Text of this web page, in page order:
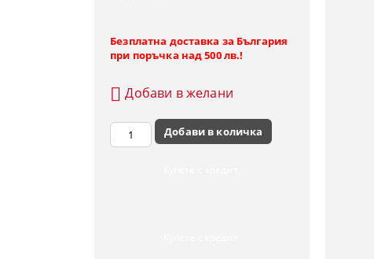
Безплатна доставка за България
при поръчка над 500 лв.!
Добави в желани